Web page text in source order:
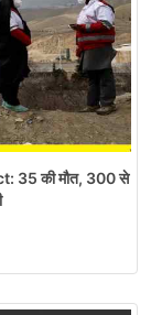
35 की मौत, 300 से